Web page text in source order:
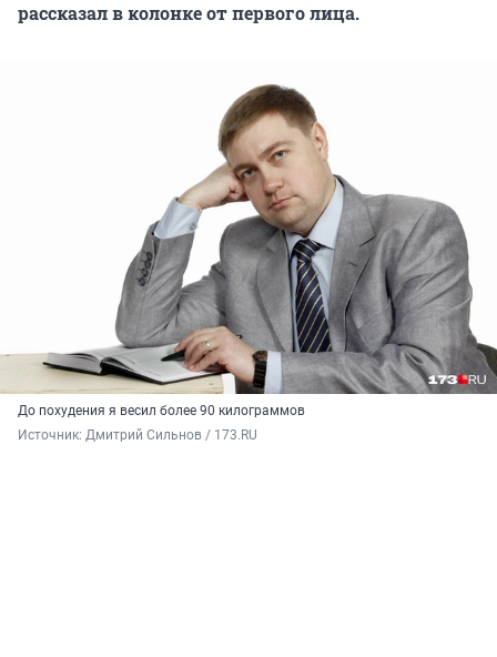
рассказал в колонке от первого лица.
До похудения я весил более 90 килограммов
Источник: Дмитрий Сильнов / 173.RU